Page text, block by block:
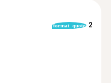
format_quote 2